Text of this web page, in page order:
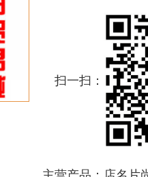
扫一扫：